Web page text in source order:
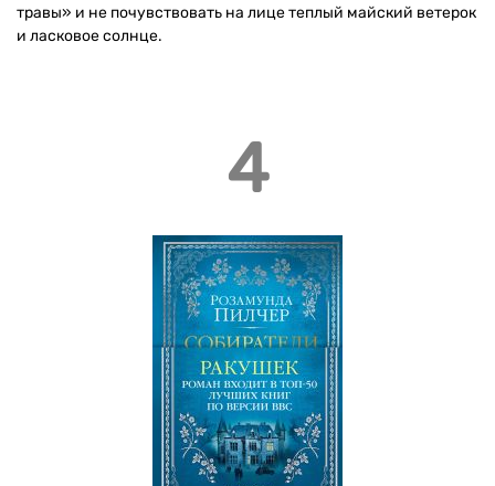
травы» и не почувствовать на лице теплый майский ветерок
и ласковое солнце.
4